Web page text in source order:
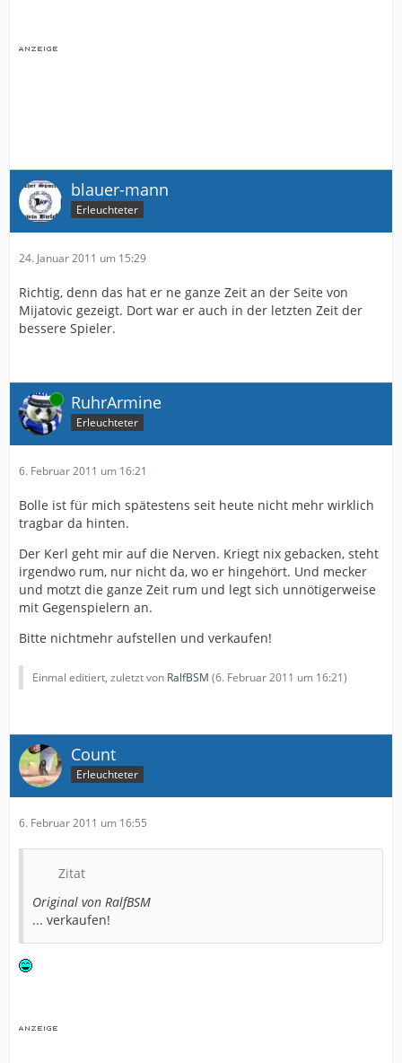
blauer-mann
Erleuchteter
24. Januar 2011 um 15:29
Richtig, denn das hat er ne ganze Zeit an der Seite von
Mijatovic gezeigt. Dort war er auch in der letzten Zeit der
bessere Spieler.
Online RuhrArmine
Erleuchteter
6. Februar 2011 um 16:21
Bolle ist für mich spätestens seit heute nicht mehr wirklich
tragbar da hinten.
Der Kerl geht mir auf die Nerven. Kriegt nix gebacken, steht
irgendwo rum, nur nicht da, wo er hingehört. Und mecker
und motzt die ganze Zeit rum und legt sich unnötigerweise
mit Gegenspielern an.
Bitte nichtmehr aufstellen und verkaufen!
Einmal editiert, zuletzt von RalfBSM (6. Februar 2011 um 16:21)
Count
Erleuchteter
6. Februar 2011 um 16:55
Zitat
Original von RalfBSM
... verkaufen!